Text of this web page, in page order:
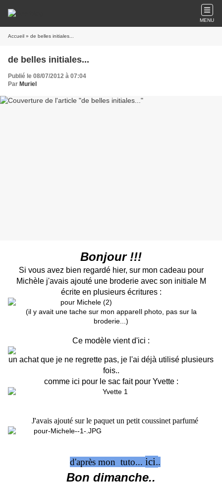
MENU
Accueil » de belles initiales...
de belles initiales...
Publié le 08/07/2012 à 07:04
Par Muriel
Bonjour !!!
Si vous avez bien regardé hier, sur mon cadeau pour
Michèle j'avais ajouté une broderie avec son initiale M
écrite en plusieurs écritures :
(il y avait une tache sur mon appareIl photo, pas sur la
broderie...)
Ce modèle vient d'ici :
un achat que je ne regrette pas, je l'ai déjà utilisé plusieurs
fois..
comme ici pour le sac fait pour Yvette :
J'avais ajouté sur le paquet un petit coussinet parfumé
d'après mon tuto... ici..
Bon dimanche..